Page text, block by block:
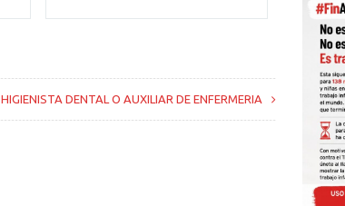
HIGIENISTA DENTAL O AUXILIAR DE ENFERMERIA